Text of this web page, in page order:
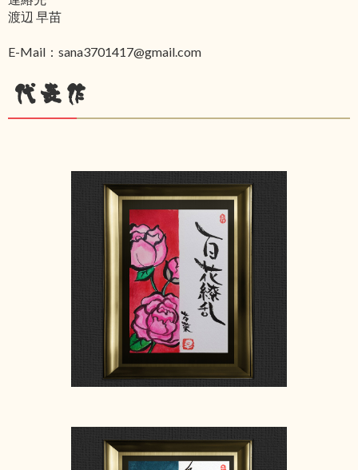
渡辺 早苗
E-Mail：sana3701417@gmail.com
代表作